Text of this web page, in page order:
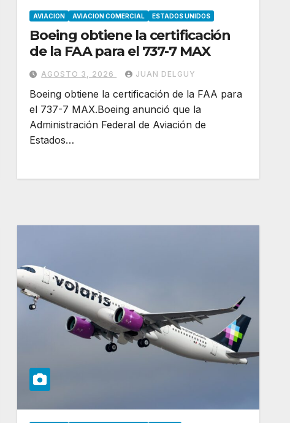
AVIACION AVIACION COMERCIAL ESTADOS UNIDOS
Boeing obtiene la certificación
de la FAA para el 737-7 MAX
AGOSTO 3, 2026 JUAN DELGUY
Boeing obtiene la certificación de la FAA para
el 737-7 MAX.Boeing anunció que la
Administración Federal de Aviación de
Estados…